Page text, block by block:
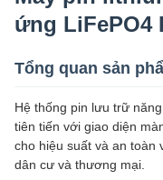
ứng LiFePO4
Tổng quan sản
Hệ thống pin lưu trữ
tiên tiến với giao diện
cho hiệu suất và an
dân cư và thương mại.